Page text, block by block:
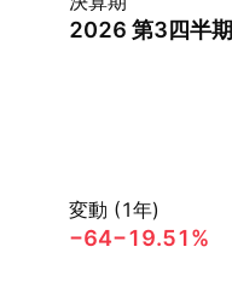
2026 第3四半期
変動 (1年)
−64−19.51%